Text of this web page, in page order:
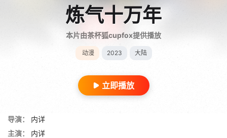
炼气十万年
本片由茶杯狐cupfox提供播放
动漫 2023 大陆
立即播放
导演：
内详
主演：
内详